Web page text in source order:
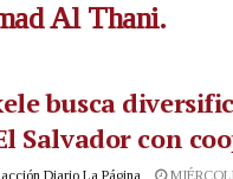
Al Thani.
busca
Salvador con
Diario La Página